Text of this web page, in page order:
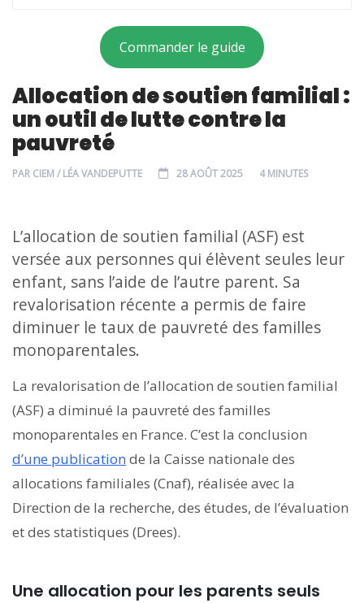
Commander le guide
Allocation de soutien familial :
un outil de lutte contre la
pauvreté
PAR CIEM / LÉA VANDEPUTTE 28 AOÛT 2025 4 MINUTES
L’allocation de soutien familial (ASF) est
versée aux personnes qui élèvent seules leur
enfant, sans l’aide de l’autre parent. Sa
revalorisation récente a permis de faire
diminuer le taux de pauvreté des familles
monoparentales.
La revalorisation de l’allocation de soutien familial
(ASF) a diminué la pauvreté des familles
monoparentales en France. C’est la conclusion
d’une publicationde la Caisse nationale des
allocations familiales (Cnaf), réalisée avec la
Direction de la recherche, des études, de l’évaluation
et des statistiques (Drees).
Une allocation pour les parents seuls